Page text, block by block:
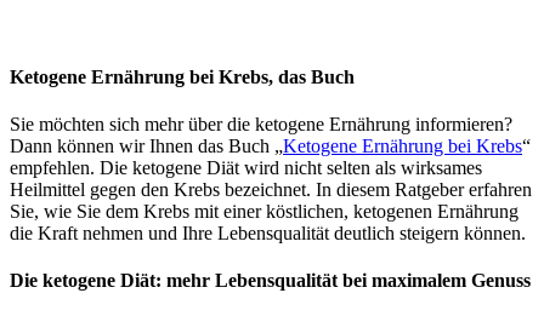
Ketogene Ernährung bei Krebs, das Buch
Sie möchten sich mehr über die ketogene Ernährung informieren?
Dann können wir Ihnen das Buch „Ketogene Ernährung bei Krebs“
empfehlen. Die ketogene Diät wird nicht selten als wirksames
Heilmittel gegen den Krebs bezeichnet. In diesem Ratgeber erfahren
Sie, wie Sie dem Krebs mit einer köstlichen, ketogenen Ernährung
die Kraft nehmen und Ihre Lebensqualität deutlich steigern können.
Die ketogene Diät: mehr Lebensqualität bei maximalem Genuss